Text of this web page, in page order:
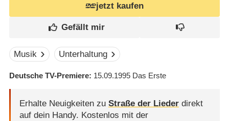
jetzt kaufen
Musik Unterhaltung
Deutsche TV-Premiere 15.09.1995 Das Erste
Erhalte Neuigkeiten zu Straße der Liederdirekt
auf dein Handy. Kostenlos mit der